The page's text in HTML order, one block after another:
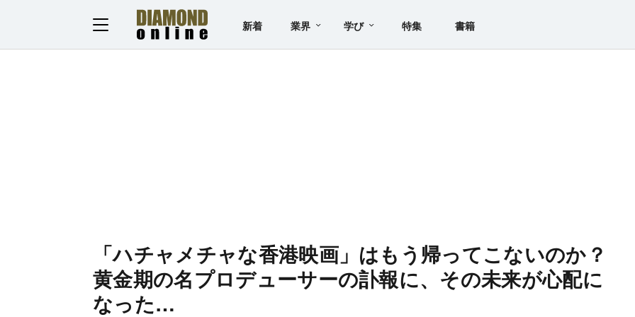
新着 業界 学び 特集 書籍
「ハチャメチャな香港映画」はもう帰ってこないのか？
黄金期の名プロデューサーの訃報に、その未来が心配に
なった…